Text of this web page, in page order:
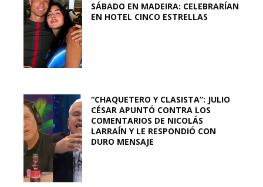
SÁBADO EN MADEIRA: CELEBRARÍAN
EN HOTEL CINCO ESTRELLAS
“CHAQUETERO Y CLASISTA”: JULIO
CÉSAR APUNTÓ CONTRA LOS
COMENTARIOS DE NICOLÁS
LARRAÍN Y LE RESPONDIÓ CON
DURO MENSAJE